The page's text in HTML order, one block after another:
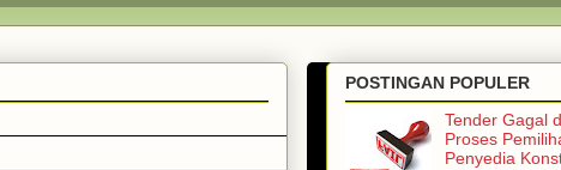
POSTINGAN POPULER
Tender Gagal
Proses
Penyedia